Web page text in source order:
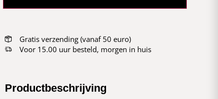
Gratis verzending (vanaf 50 euro)
Voor 15.00 uur besteld, morgen in huis
Productbeschrijving